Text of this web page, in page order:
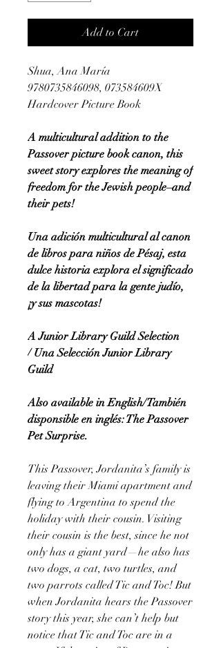
Add to Cart
Shua, Ana María
9780735846098, 073584609X
Hardcover Picture Book
A multicultural addition to the
Passover picture book canon, this
sweet story explores the meaning of
freedom for the Jewish people–and
their pets!
Una adición multicultural al canon
de libros para niños de Pésaj, esta
dulce historia explora el significado
de la libertad para la gente judío,
¡y sus mascotas!
A Junior Library Guild Selection
/ Una Selección Junior Library
Guild
Also available in English/También
disponsible en inglés: The Passover
Pet Surprise.
This Passover, Jordanita’s family is
leaving their Miami apartment and
flying to Argentina to spend the
holiday with their cousin. Visiting
their cousin is the best, since he not
only has a giant yard—he also has
two dogs, a cat, two turtles, and
two parrots called Tic and Toc! But
when Jordanita hears the Passover
story this year, she can’t help but
notice that Tic and Toc are in a